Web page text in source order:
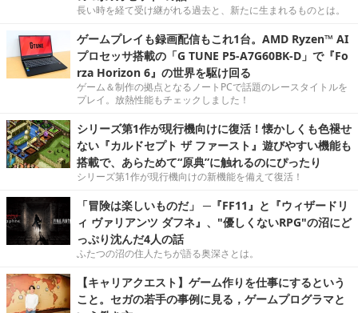
長い時を経て受け継がれる過去と、新たに生まれるものとは。
ゲームプレイも録画配信もこれ1台。AMD Ryzen™ AI
プロセッサ搭載の「G TUNE P5-A7G60BK-D」で『Fo
rza Horizon 6』の世界を駆け回る
ゲーム＆制作の拠点となるノートPCで話題のレースタイトルを
プレイ。放熱性能もチェックしました！
シリーズ第1作が現行機向けに復活！懐かしくも色褪せ
ない『カルドセプト ザ ファースト』遊びやすい機能も
搭載で、あらためて“原典”に触れるのにぴったり
シリーズ第1作が現行機向けの新機能を備えて復活！
「冒険は楽しいものだ」 ─『FF11』と『ウィザードリ
ィ ヴァリアンツ ダフネ』、"優しくないRPG"の沼にど
っぷり沈んだ4人の話
ふたつの沼の住人たちが語る奥深さとは。
【キャリアクエスト】ゲーム作りを仕事にするという
こと。セガの若手の事例に見る，ゲームプログラマと